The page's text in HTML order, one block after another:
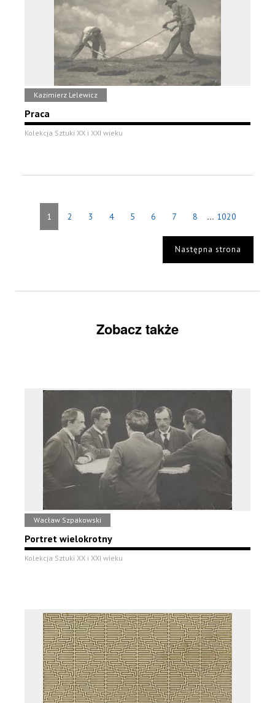
Kazimierz Lelewicz
Praca
Kolekcja Sztuki XX i XXI wieku
1 2 3 4 5 6 7 8 ... 1020
Następna strona
Zobacz także
Wacław Szpakowski
Portret wielokrotny
Kolekcja Sztuki XX i XXI wieku